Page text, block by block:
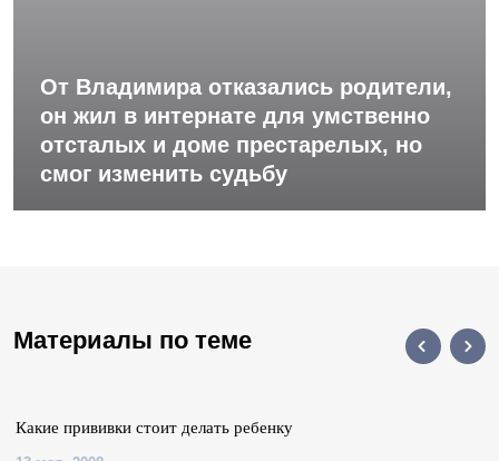
От Владимира отказались родители,
он жил в интернате для умственно
отсталых и доме престарелых, но
смог изменить судьбу
Материалы по теме
Какие прививки стоит делать ребенку